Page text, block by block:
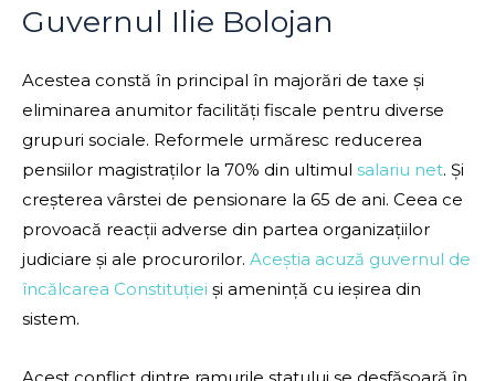
Guvernul Ilie Bolojan
Acestea constă în principal în majorări de taxe și
eliminarea anumitor facilități fiscale pentru diverse
grupuri sociale. Reformele urmăresc reducerea
pensiilor magistraților la 70% din ultimul salariu net. Și
creșterea vârstei de pensionare la 65 de ani. Ceea ce
provoacă reacții adverse din partea organizațiilor
judiciare și ale procurorilor. Aceștia acuză guvernul de
încălcarea Constituției și amenință cu ieșirea din
sistem.